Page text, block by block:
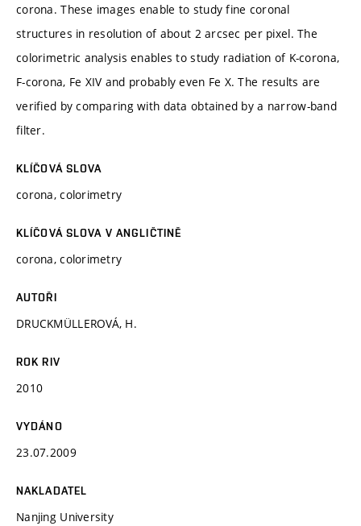
corona. These images enable to study fine coronal
structures in resolution of about 2 arcsec per pixel. The
colorimetric analysis enables to study radiation of K-corona,
F-corona, Fe XIV and probably even Fe X. The results are
verified by comparing with data obtained by a narrow-band
filter.
KLÍČOVÁ SLOVA
corona, colorimetry
KLÍČOVÁ SLOVA V ANGLIČTINĚ
corona, colorimetry
AUTOŘI
DRUCKMÜLLEROVÁ, H.
ROK RIV
2010
VYDÁNO
23.07.2009
NAKLADATEL
Nanjing University